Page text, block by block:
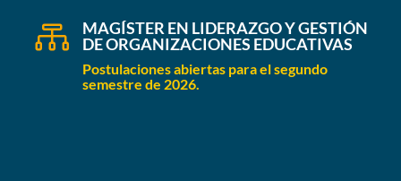

MAGÍSTER EN LIDERAZGO Y GESTIÓN
DE ORGANIZACIONES EDUCATIVAS
Postulaciones abiertas para el segundo
semestre de 2026.